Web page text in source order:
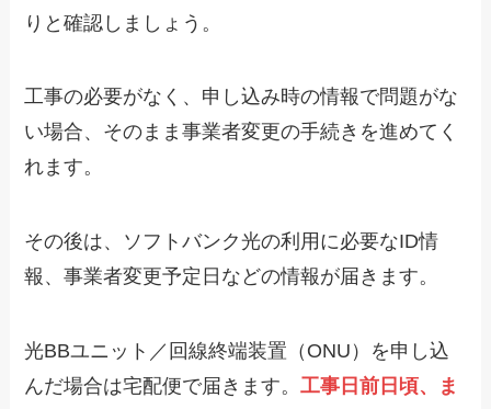
りと確認しましょう。
工事の必要がなく、申し込み時の情報で問題がな
い場合、そのまま事業者変更の手続きを進めてく
れます。
その後は、ソフトバンク光の利用に必要なID情
報、事業者変更予定日などの情報が届きます。
光BBユニット／回線終端装置（ONU）を申し込
んだ場合は宅配便で届きます。工事日前日頃、ま